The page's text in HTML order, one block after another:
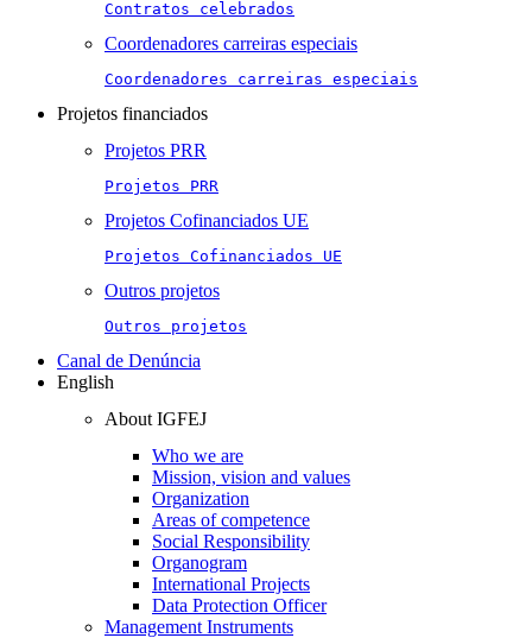
Contratos celebrados
Coordenadores carreiras especiais
Coordenadores carreiras especiais
Projetos financiados
Projetos PRR
Projetos PRR
Projetos Cofinanciados UE
Projetos Cofinanciados UE
Outros projetos
Outros projetos
Canal de Denúncia
English
About IGFEJ
Who we are
Mission, vision and values
Organization
Areas of competence
Social Responsibility
Organogram
International Projects
Data Protection Officer
Management Instruments